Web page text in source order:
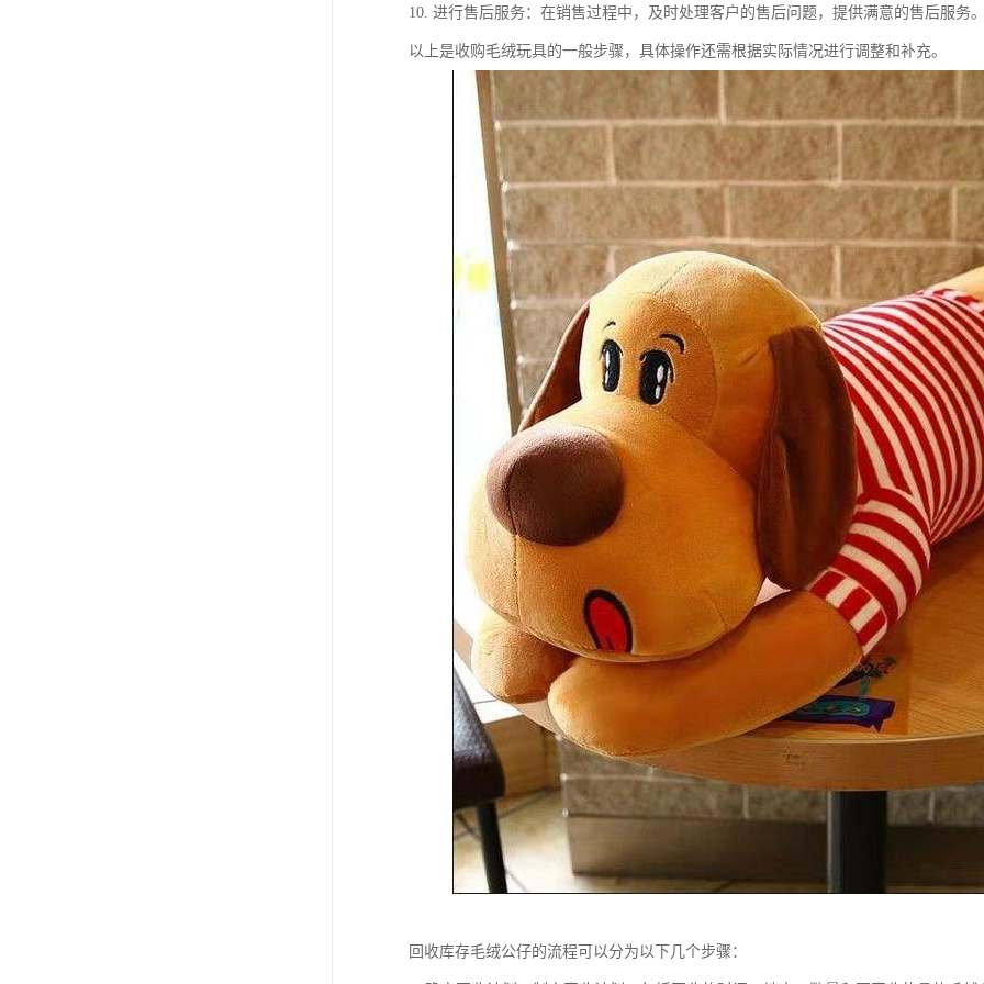
10. 进行售后服务：在销售过程中，及时处理客户的售后问题，提供满意的售后服务
以上是收购毛绒玩具的一般步骤，具体操作还需根据实际情况进行调整和补充。
回收库存毛绒公仔的流程可以分为以下几个步骤：